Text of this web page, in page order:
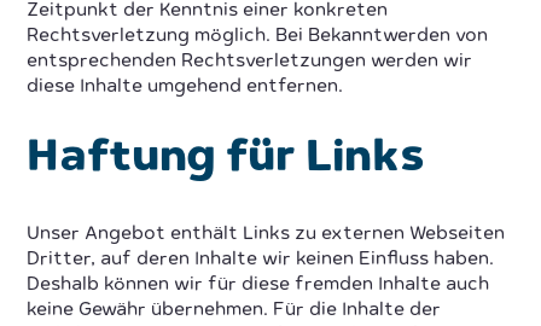
Zeitpunkt der Kenntnis einer konkreten
Rechtsverletzung möglich. Bei Bekanntwerden von
entsprechenden Rechtsverletzungen werden wir
diese Inhalte umgehend entfernen.
Haftung für Links
Unser Angebot enthält Links zu externen Webseiten
Dritter, auf deren Inhalte wir keinen Einfluss haben.
Deshalb können wir für diese fremden Inhalte auch
keine Gewähr übernehmen. Für die Inhalte der